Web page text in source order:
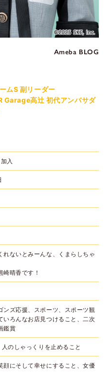
Ameba BLOG
ムS 副リーダー
Garage高辻 初代アンバサダ
入
れないとみーんな、くまらしちゃ
崎晴香です！
ンズ応援、スポーツ、スポーツ観
いろんなお店見つけること、二次
鑑賞
のしゃっくりを止めること
顔にそして幸せにすること、女優